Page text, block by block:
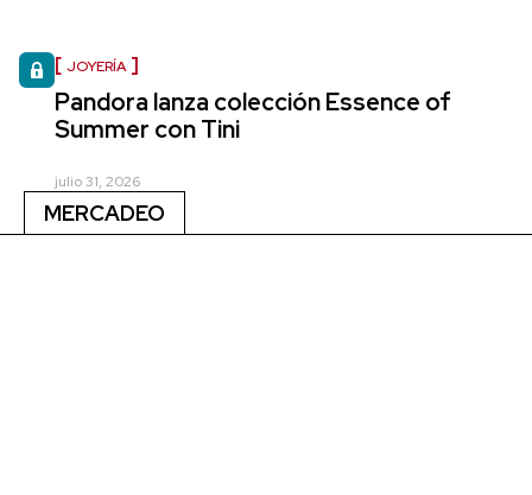
JOYERÍA
Pandora lanza colección Essence of
Summer con Tini
julio 31, 2026
MERCADEO